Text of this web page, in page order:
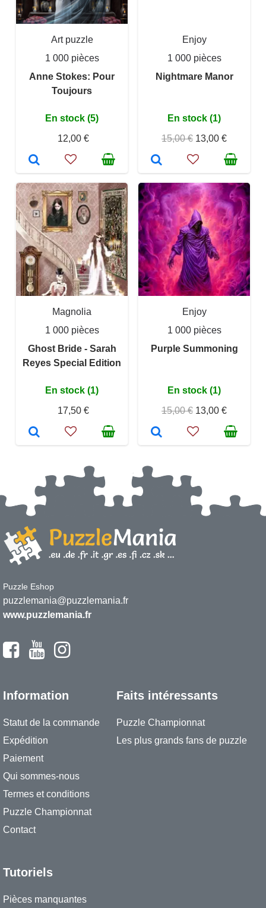
Art puzzle
1 000 pièces
Anne Stokes: Pour
Toujours
En stock (5)
12,00 €
Enjoy
1 000 pièces
Nightmare Manor
En stock (1)
15,00 € 13,00 €
Magnolia
1 000 pièces
Ghost Bride - Sarah
Reyes Special Edition
En stock (1)
17,50 €
Enjoy
1 000 pièces
Purple Summoning
En stock (1)
15,00 € 13,00 €
Puzzle Eshop
puzzlemania@puzzlemania.fr
www.puzzlemania.fr
Information
Statut de la commande
Expédition
Paiement
Qui sommes-nous
Termes et conditions
Puzzle Championnat
Contact
Faits intéressants
Puzzle Championnat
Les plus grands fans de puzzle
Tutoriels
Pièces manquantes